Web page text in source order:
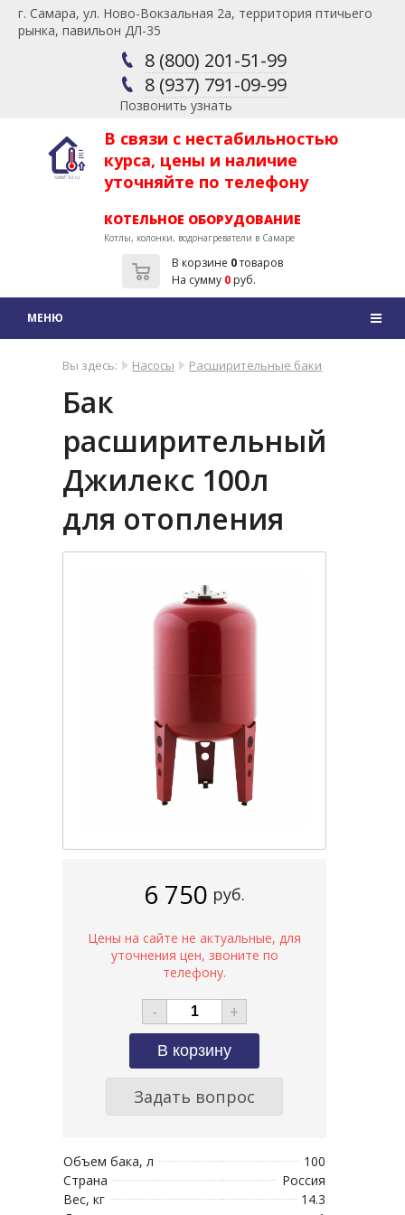
г. Самара, ул. Ново-Вокзальная 2а, территория птичьего
рынка, павильон ДЛ-35
8 (800) 201-51-99
8 (937) 791-09-99
Позвонить узнать
В связи с нестабильностью
курса, цены и наличие
уточняйте по телефону
КОТЕЛЬНОЕ ОБОРУДОВАНИЕ
Котлы, колонки, водонагреватели в Самаре
В корзине 0товаров
На сумму 0руб.
Вы здесь: Насосы Расширительные баки
Бак
расширительный
Джилекс 100л
для отопления
6 750 руб.
- +
Задать вопрос
Объем бака, л
100
Страна
Россия
Вес, кг
14.3